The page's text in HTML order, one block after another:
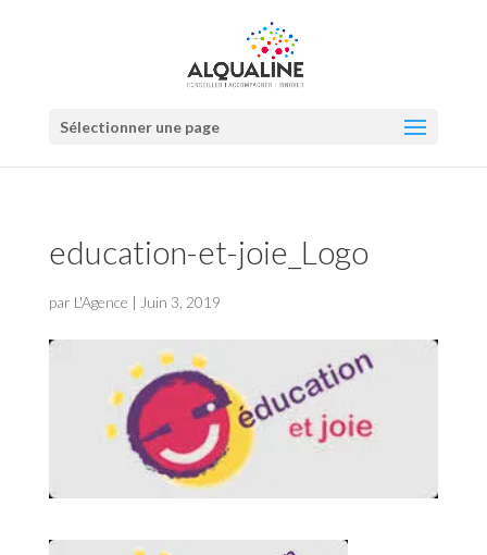
Sélectionner une page
education-et-joie_Logo
par L'Agence | Juin 3, 2019